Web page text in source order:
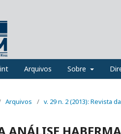
Arquivos Sobre
Arquivos / v. 29 n. 2 (2013): Revista